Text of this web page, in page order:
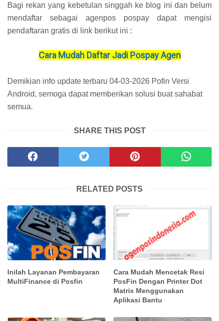
Bagi rekan yang kebetulan singgah ke blog ini dan belum
mendaftar sebagai agenpos pospay dapat mengisi
pendaftaran gratis di link berikut ini :
Cara Mudah Daftar Jadi Pospay Agen
Demikian info update terbaru 04-03-2026 Pofin Versi
Android, semoga dapat memberikan solusi buat sahabat
semua.
SHARE THIS POST
RELATED POSTS
Inilah Layanan Pembayaran
MultiFinance di Posfin
Cara Mudah Mencetak Resi
PosFin Dengan Printer Dot
Matrix Menggunakan
Aplikasi Bantu